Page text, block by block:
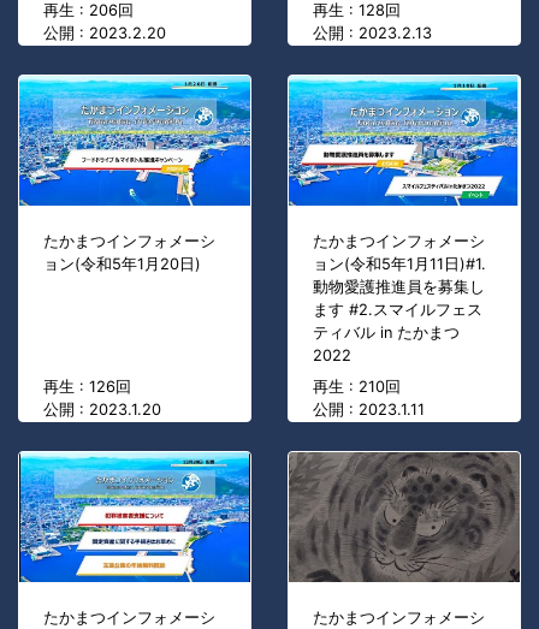
再生 : 206回
公開 : 2023.2.20
再生 : 128回
公開 : 2023.2.13
たかまつインフォメーシ
ョン(令和5年1月20日)
再生 : 126回
公開 : 2023.1.20
たかまつインフォメーシ
ョン(令和5年1月11日)#1.
動物愛護推進員を募集し
ます #2.スマイルフェス
ティバル in たかまつ
2022
再生 : 210回
公開 : 2023.1.11
たかまつインフォメーシ
たかまつインフォメーシ